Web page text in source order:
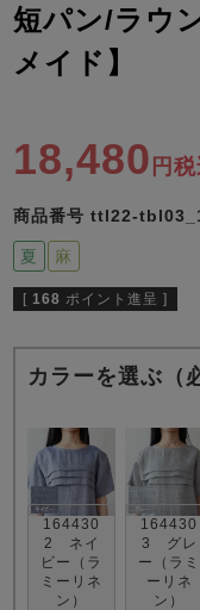
すべての季
ボー
ガールズ上着
単品
ガー
売れ筋ランキン
- Item Ranking
すべてのデザ
短パン/ラウ
メイド】
18,480
商品番号 ttl22-
夏 麻
[ 168 ポイント進呈 ]
カラーを選ぶ（
164430
2 ネイ
ビー（ラ
ミーリネ
ン）
164430
3 グレ
ー（ラミ
ーリネ
ン）